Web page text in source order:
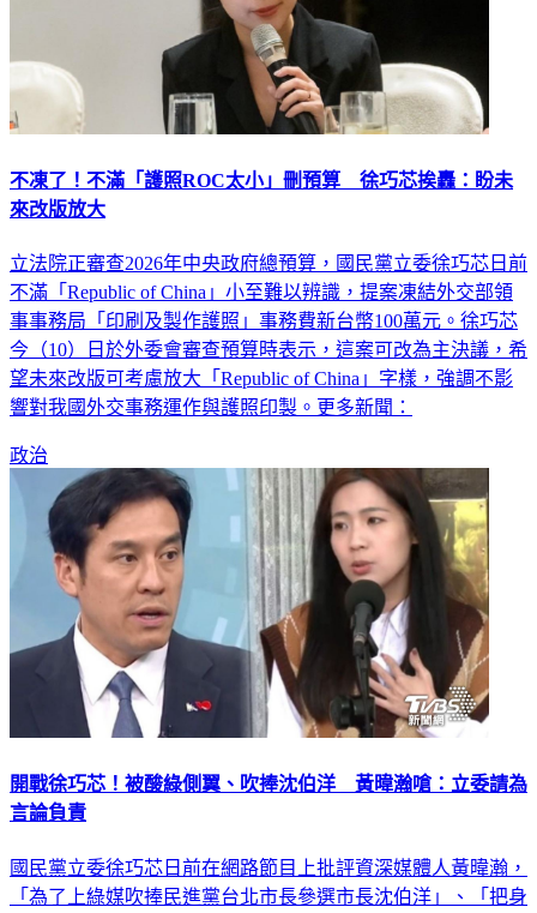
不凍了！不滿「護照ROC太小」刪預算 徐巧芯挨轟：盼未
來改版放大
立法院正審查2026年中央政府總預算，國民黨立委徐巧芯日前
不滿「Republic of China」小至難以辨識，提案凍結外交部領
事事務局「印刷及製作護照」事務費新台幣100萬元。徐巧芯
今（10）日於外委會審查預算時表示，這案可改為主決議，希
望未來改版可考慮放大「Republic of China」字樣，強調不影
響對我國外交事務運作與護照印製。更多新聞：
政治
開戰徐巧芯！被酸綠側翼、吹捧沈伯洋 黃暐瀚嗆：立委請為
言論負責
國民黨立委徐巧芯日前在網路節目上批評資深媒體人黃暐瀚，
「為了上綠媒吹捧民進黨台北市長參選市長沈伯洋」、「把身